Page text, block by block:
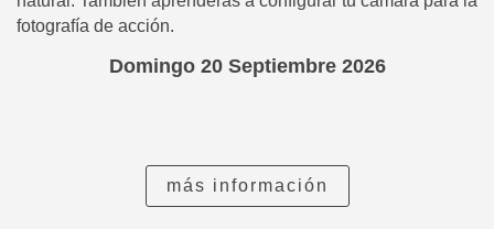
fotografía de acción.
Domingo 20 Septiembre 2026
más información